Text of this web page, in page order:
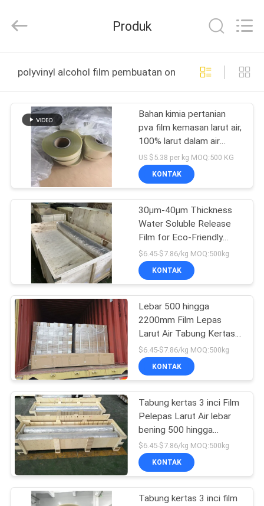
PRODUK
TENTANG
KAMI
TUR
PABRIK
KONTROL
KUALITAS
BERITA
MINTA
KUTIPAN
SITEMAP
PRIVACY
POLICY
Materials
Rights
Produk
polyvinyl alcohol film pembuatan online
Bahan kimia pertanian
pva film kemasan larut air,
100% larut dalam air
tanpa pati
US $5.38 per kg MOQ:500 KG
KONTAK
30μm-40μm Thickness
Water Soluble Release
Film for Eco-Friendly
Packaging
Environmentally Friendly
500-1000m Length
$6.45-$7.86/kg MOQ:500kg
KONTAK
Lebar 500 hingga
2200mm Film Lepas
Larut Air Tabung Kertas
Bening 3 Inci Cocok
untuk Aplikasi
Pengemasan Industri
$6.45-$7.86/kg MOQ:500kg
KONTAK
Tabung kertas 3 inci Film
Pelepas Larut Air lebar
bening 500 hingga
2200mm ideal untuk
pengemasan dan aplikasi
industri
$6.45-$7.86/kg MOQ:500kg
KONTAK
Tabung kertas 3 inci film